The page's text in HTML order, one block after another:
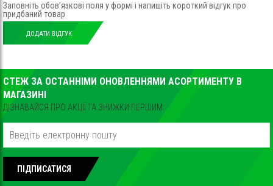
Заповніть обов’язкові поля у формі і напишіть короткий відгук про
придбаний товар
ДОДАТИ ВІДГУК
СТЕЖ ЗА ОСТАННІМИ ОНОВЛЕННЯМИ АСОРТИМЕНТУ В
МАГАЗИНІ
ДІЗНАВАЙСЯ ПРО АКЦІЇ ТА ЗНИЖКИ ПЕРШИМ
ПІДПИСАТИСЯ